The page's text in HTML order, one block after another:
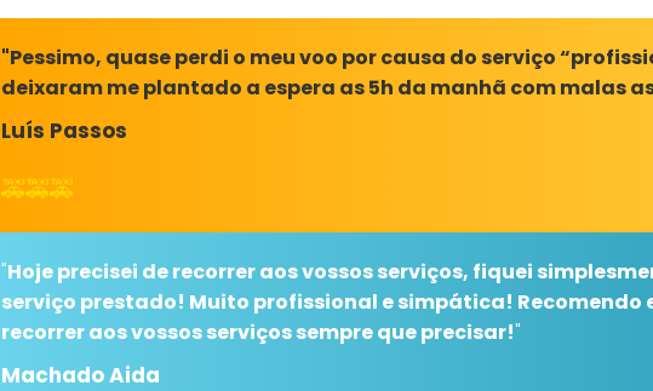
"Pessimo, quase perdi o meu voo por causa do serviço
deixaram me plantado a espera as 5h da manhã com malas
Luís Passos
🚕🚕🚕
"Hoje precisei de recorrer aos vossos serviços, fiquei
serviço prestado! Muito profissional e simpática! Recomendo
recorrer aos vossos serviços sempre que precisar!"
Machado Aida